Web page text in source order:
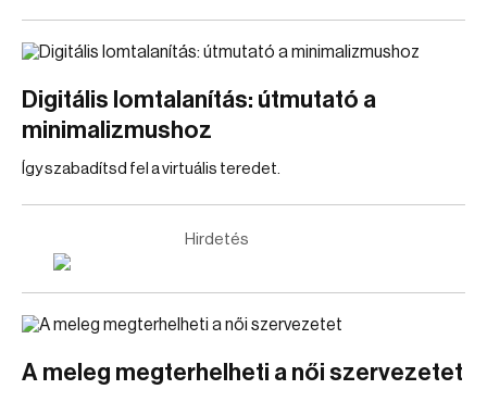
Digitális lomtalanítás: útmutató a
minimalizmushoz
Így szabadítsd fel a virtuális teredet.
Hirdetés
A meleg megterhelheti a női szervezetet